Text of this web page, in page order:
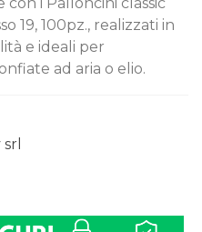
19, 100pz., realizzati in
e ideali per
ad aria o elio.